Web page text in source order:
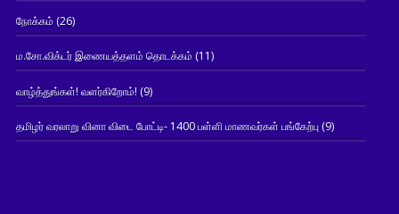
நோக்கம் (26)
ம.சோ.விக்டர் இணையத்தளம் தொடக்கம் (11)
வாழ்த்துங்கள்! வளர்கிறோம்! (9)
தமிழர் வரலாறு வினா விடை போட்டி- 1400 பள்ளி மாணவர்கள் பங்கேற்பு(9)